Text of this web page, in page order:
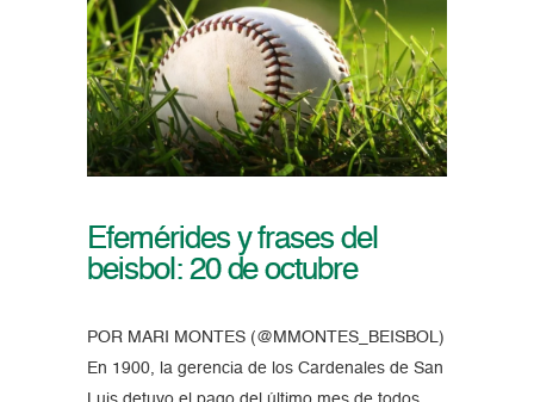
Efemérides y frases del
beisbol: 20 de octubre
POR MARI MONTES (@MMONTES_BEISBOL)
En 1900, la gerencia de los Cardenales de San